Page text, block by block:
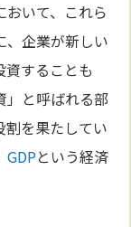
おいて、これら
、企業が新しい
資することも
」と呼ばれる部
割を果たしてい
GDPという経済